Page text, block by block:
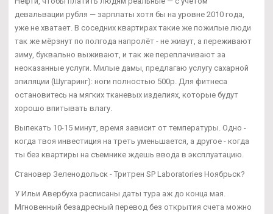
девальвации рубля — зарплаты хотя бы на уровне 2010 года,
уже не хватает. В соседних квартирах такие же пожилые люди
так же мёрзнут по полгода напролёт - не живут, а переживают
зиму, буквально выживают, и так же переплачивают за
неоказанные услуги. Милые дамы, предлагаю услугу сахарной
эпиляции (Шугаринг): ноги полностью 500р. Для фитнеса
остановитесь на мягких тканевых изделиях, которые будут
хорошо впитывать влагу.
Выпекать 10-15 минут, время зависит от температуры. Одно -
когда твоя инвестиция на треть уменьшается, а другое - когда
ты без квартиры на съемнике ждешь ввода в эксплуатацию.
Становер Зеленодольск - Тритрен SP Laboratories Ноябрьск?
У Ильи Авербуха расписаны даты тура аж до конца мая.
Мгновенный безадресный перевод без открытия счета можно